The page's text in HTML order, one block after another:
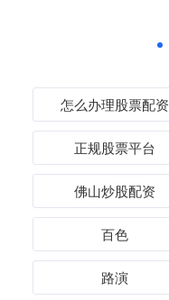
怎么办理股票配资
正规股票平台
佛山炒股配资
百色
路演